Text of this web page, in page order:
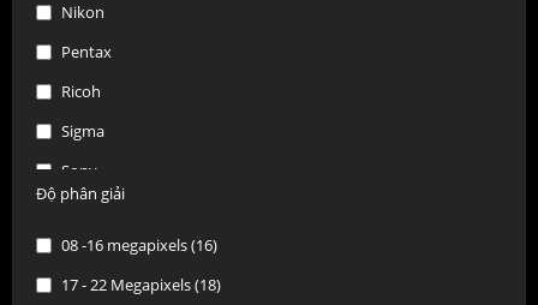
Nikon
Pentax
Ricoh
Sigma
Sony
Tamron
Tokina
Olympus
Độ phân giải
08 -16 megapixels (16)
17 - 22 Megapixels (18)